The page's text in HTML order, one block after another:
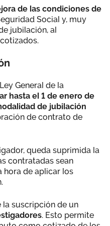
de las condiciones de
Social y, muy
jubilación, al
General de la
hasta el 1 de enero de
de jubilación
de contrato de
queda suprimida la
contratadas sean
hora de aplicar los
la suscripción de un
. Esto permite